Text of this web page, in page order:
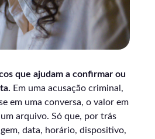
que ajudam a confirmar ou
Em uma acusação criminal,
em uma conversa, o valor em
arquivo. Só que, por trás
data, horário, dispositivo,